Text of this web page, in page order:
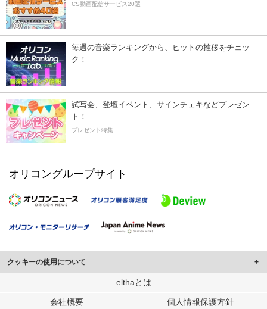
CS動画配信サービス20選
毎週の音楽ランキングから、ヒットの推移をチェッ
ク！
試写会、登壇イベント、サインチェキなどプレゼン
ト！
プレゼント特集
オリコングループサイト
クッキーの使用について
このサイトでは Cookie を使用して、ユーザーに合わせたコンテンツや広告の
行っています。
elthaとは
会社概要 個人情報保護方針